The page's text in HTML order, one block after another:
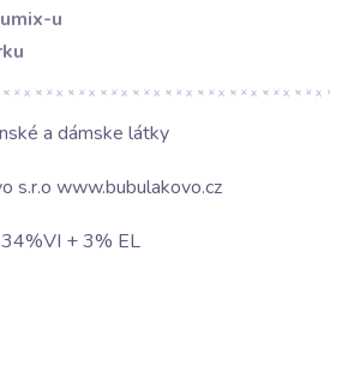
u
a dámske látky
s.r.o www.bubulakovo.cz
+ 3% EL